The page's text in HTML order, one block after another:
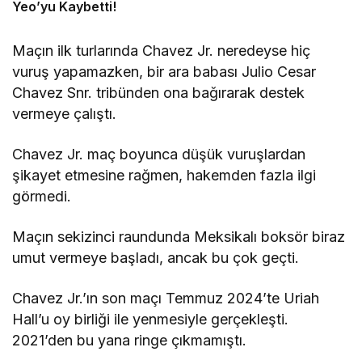
Yeo’yu Kaybetti!
Maçın ilk turlarında Chavez Jr. neredeyse hiç
vuruş yapamazken, bir ara babası Julio Cesar
Chavez Snr. tribünden ona bağırarak destek
vermeye çalıştı.
Chavez Jr. maç boyunca düşük vuruşlardan
şikayet etmesine rağmen, hakemden fazla ilgi
görmedi.
Maçın sekizinci raundunda Meksikalı boksör biraz
umut vermeye başladı, ancak bu çok geçti.
Chavez Jr.’ın son maçı Temmuz 2024’te Uriah
Hall’u oy birliği ile yenmesiyle gerçekleşti.
2021’den bu yana ringe çıkmamıştı.